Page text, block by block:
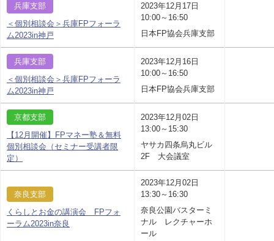
兵庫支部
＜個別相談会＞兵庫FPフォーラ
ム2023in神戸
2023年12月17日
10:00～16:50
日本FP協会兵庫支部
兵庫支部
＜個別相談会＞兵庫FPフォーラ
ム2023in神戸
2023年12月16日
10:00～16:50
日本FP協会兵庫支部
京都支部
【12月開催】FPマネー塾＆無料
個別相談会（セミナー受講者限
定）
2023年12月02日
13:00～15:30
ヤサカ四条烏丸ビル
2F 大会議室
奈良支部
くらしとお金の講演会 FPフォ
ーラム2023in奈良
2023年12月02日
13:30～16:30
奈良公園バスターミ
ナル レクチャーホ
ール